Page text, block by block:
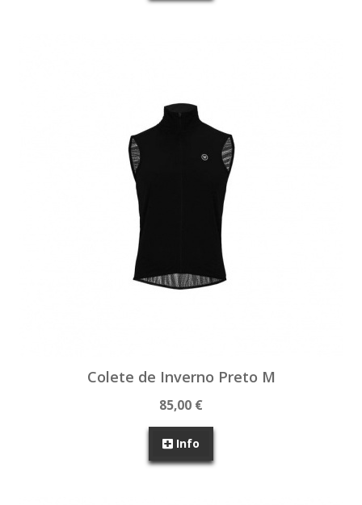
Colete de Inverno Preto M
85,00 €
Info